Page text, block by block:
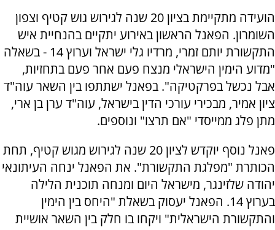
הועידה מתקיימת בציון 20 שנה לגירוש גוש קטיף וצפון
השומרון. הפאנל הראשון באירוע יתקיים בהנחיית איש
התקשורת יותם זמרי, מרדיו גלי ישראל וערוץ 14 - בשאלה
"מדוע הימין הישראלי מנצח פעם אחר פעם בתחזיות,
אבל נכשל בפרקטיקה". בפאנל ישתתפו בין השאר עוה"ד
ציון אמיר, מבכירי עורכי הדין בישראל, עוה"ד ערן בן ארי,
מתן פלג ממייסדי "אם תרצו" ונוספים.
פאנל נוסף יוקדש לציון 20 שנה לגירוש מגוש קטיף, תחת
הכותרת "מפלגת התקשורת". את הפאנל ינחה העיתונאי
יהודה שלזינגר, מישראל היום ומנחה תוכנית הלילה
בערוץ 14. הפאנל יעסוק בשאלת "היחס בין הימין
והתקשורת הישראלית" ויקחו בו חלק בין השאר אושיית